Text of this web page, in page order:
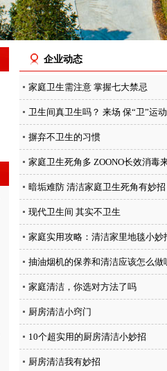
企业动态
家庭卫生需注意 掌握七大禁忌
卫生间真卫生吗？ 来场 保“卫”运动
摒弃不卫生的习惯
家庭卫生死角多 ZOONO长效消毒
暗垢难防 清洁家庭卫生死角有妙招
现代卫生间 其实不卫生
家庭实用攻略：清洁家里地毯小妙
抽油烟机的保养和清洁应该怎么做
家庭清洁，你选对方法了吗
厨房清洁小窍门
10个超实用的厨房清洁小妙招
厨房清洁我有妙招